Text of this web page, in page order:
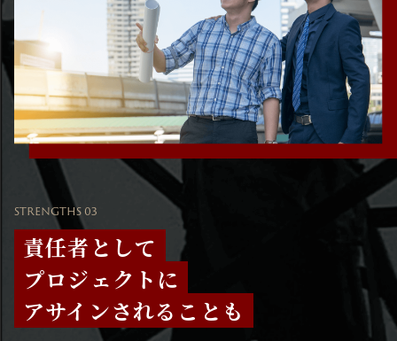
STRENGTHS 03
責任者として
プロジェクトに
アサインされることも